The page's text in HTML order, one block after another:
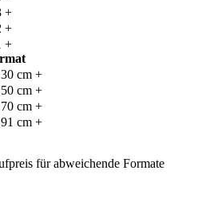
+
+
+
cm +
cm +
cm +
cm +
für abweichende Formate